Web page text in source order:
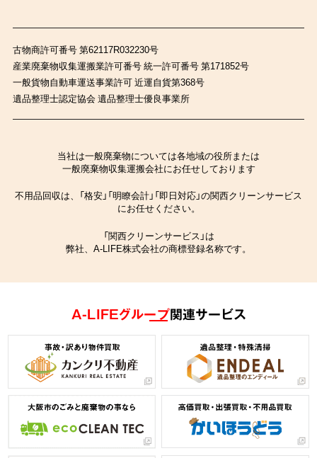
古物商許可番号 第62117R032230号
産業廃棄物収集運搬業許可番号 統一許可番号 第171852号
一般貨物自動車運送事業許可 近運自貨第368号
遺品整理士認定協会 遺品整理士優良事業所
当社は一般廃棄物については各地域の役所または
一般廃棄物収集運搬会社にお任せしております
不用品回収は、「格安」「明瞭会計」「即日対応」の関西クリーンサービス
にお任せください。
「関西クリーンサービス」は
弊社、A-LIFE株式会社の商標登録名称です。
A-LIFEグループ関連サービス